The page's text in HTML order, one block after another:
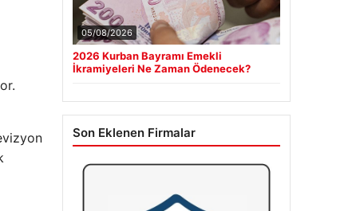
05/08/2026
2026 Kurban Bayramı Emekli
İkramiyeleri Ne Zaman Ödenecek?
Son Eklenen Firmalar